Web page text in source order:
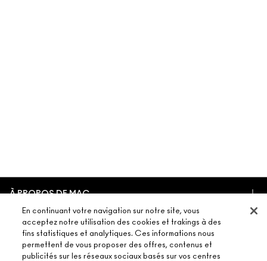
À PROPOS DE MAC
NOTRE HISTOIRE
NOS MAQUILLEURS
MAC VIVA GLAM
ACHETER EN LIGNE
MON COMPTE
En continuant votre navigation sur notre site, vous
acceptez notre utilisation des cookies et trakings à des
fins statistiques et analytiques. Ces informations nous
permettent de vous proposer des offres, contenus et
publicités sur les réseaux sociaux basés sur vos centres